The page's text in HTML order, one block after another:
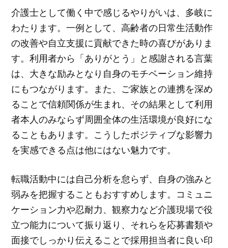
介護士として働く中で感じるやりがいは、多岐に
わたります。一例として、高齢者の日常生活動作
の改善や自立支援に貢献できた時の喜びがありま
す。利用者から「ありがとう」と感謝される言葉
は、大きな励みとなり自身のモチベーション維持
にもつながります。また、ご家族との連携を深め
ることで信頼関係が生まれ、その結果として利用
者本人のみならず周囲全体の生活環境が良好にな
ることもあります。こうしたポジティブな影響力
を実感できる点は他にはない魅力です。
転職活動中には自己分析を怠らず、自身の強みと
弱みを把握することもおすすめします。コミュニ
ケーション力や忍耐力、観察力など介護現場で役
立つ能力について振り返り、それらを応募書類や
面接でしっかり伝えることで採用担当者に良い印